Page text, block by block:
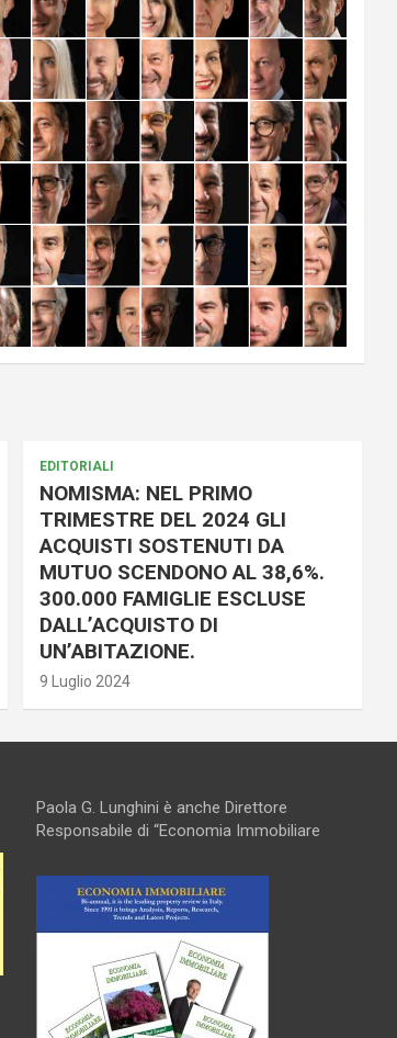
EDITORIALI
NOMISMA: NEL PRIMO
TRIMESTRE DEL 2024 GLI
ACQUISTI SOSTENUTI DA
MUTUO SCENDONO AL 38,6%.
300.000 FAMIGLIE ESCLUSE
DALL’ACQUISTO DI
UN’ABITAZIONE.
9 Luglio 2024
Paola G. Lunghini è anche Direttore
Responsabile di “Economia Immobiliare